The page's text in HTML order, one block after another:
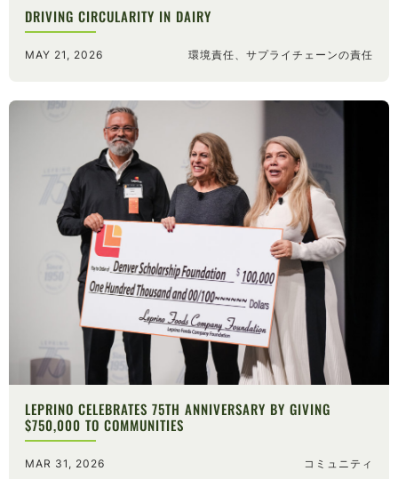
DRIVING CIRCULARITY IN DAIRY
MAY 21, 2026 環境責任、サプライチェーンの責任
LEPRINO CELEBRATES 75TH ANNIVERSARY BY GIVING
$750,000 TO COMMUNITIES
MAR 31, 2026 コミュニティ